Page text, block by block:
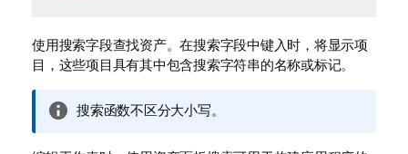
使用搜索字段查找资产。在搜索字段中键入时，将显示项
目，这些项目具有其中包含搜索字符串的名称或标记。
信
注
搜索函数不区分大小写。